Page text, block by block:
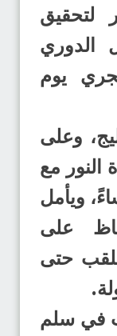
لتحقيق
الدوري
يوم
وعلى
النور مع
الساعة 4:00 مساءً، ويأمل
على
حتى
في سلم